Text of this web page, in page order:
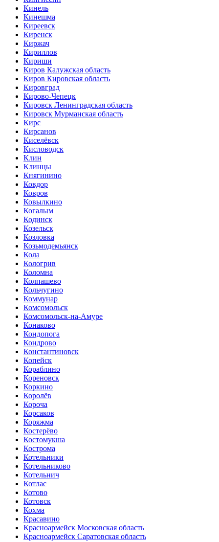
Кинель
Кинешма
Киреевск
Киренск
Киржач
Кириллов
Кириши
Киров Калужская область
Киров Кировская область
Кировград
Кирово-Чепецк
Кировск Ленинградская область
Кировск Мурманская область
Кирс
Кирсанов
Киселёвск
Кисловодск
Клин
Клинцы
Княгинино
Ковдор
Ковров
Ковылкино
Когалым
Кодинск
Козельск
Козловка
Козьмодемьянск
Кола
Кологрив
Коломна
Колпашево
Кольчугино
Коммунар
Комсомольск
Комсомольск-на-Амуре
Конаково
Кондопога
Кондрово
Константиновск
Копейск
Кораблино
Кореновск
Коркино
Королёв
Короча
Корсаков
Коряжма
Костерёво
Костомукша
Кострома
Котельники
Котельниково
Котельнич
Котлас
Котово
Котовск
Кохма
Красавино
Красноармейск Московская область
Красноармейск Саратовская область